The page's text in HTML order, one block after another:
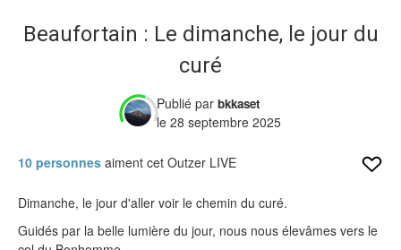
Beaufortain : Le dimanche, le jour du
curé
Publié par bkkaset
le 28 septembre 2025
10 personnes aiment cet Outzer LIVE
Dimanche, le jour d'aller voir le chemin du curé.
Guidés par la belle lumière du jour, nous nous élevâmes vers le